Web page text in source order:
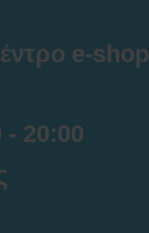
e-shop
20:00